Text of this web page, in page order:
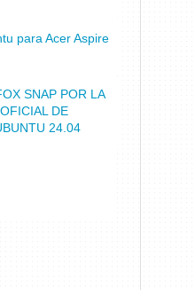
para Acer Aspire
SNAP POR LA
DE
24.04